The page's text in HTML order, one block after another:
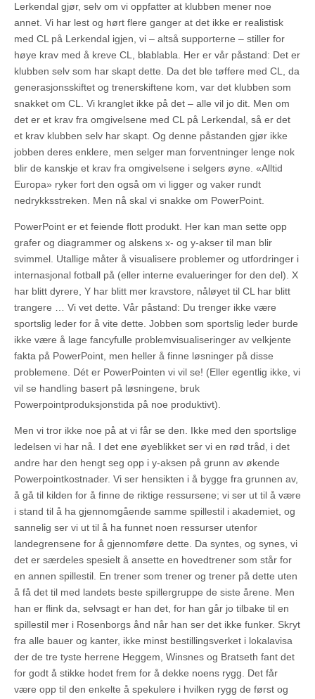
Lerkendal gjør, selv om vi oppfatter at klubben mener noe
annet. Vi har lest og hørt flere ganger at det ikke er realistisk
med CL på Lerkendal igjen, vi – altså supporterne – stiller for
høye krav med å kreve CL, blablabla. Her er vår påstand: Det er
klubben selv som har skapt dette. Da det ble tøffere med CL, da
generasjonsskiftet og trenerskiftene kom, var det klubben som
snakket om CL. Vi kranglet ikke på det – alle vil jo dit. Men om
det er et krav fra omgivelsene med CL på Lerkendal, så er det
et krav klubben selv har skapt. Og denne påstanden gjør ikke
jobben deres enklere, men selger man forventninger lenge nok
blir de kanskje et krav fra omgivelsene i selgers øyne. «Alltid
Europa» ryker fort den også om vi ligger og vaker rundt
nedrykksstreken. Men nå skal vi snakke om PowerPoint.
PowerPoint er et feiende flott produkt. Her kan man sette opp
grafer og diagrammer og alskens x- og y-akser til man blir
svimmel. Utallige måter å visualisere problemer og utfordringer i
internasjonal fotball på (eller interne evalueringer for den del). X
har blitt dyrere, Y har blitt mer kravstore, nåløyet til CL har blitt
trangere … Vi vet dette. Vår påstand: Du trenger ikke være
sportslig leder for å vite dette. Jobben som sportslig leder burde
ikke være å lage fancyfulle problemvisualiseringer av velkjente
fakta på PowerPoint, men heller å finne løsninger på disse
problemene. Dét er PowerPointen vi vil se! (Eller egentlig ikke, vi
vil se handling basert på løsningene, bruk
Powerpointproduksjonstida på noe produktivt).
Men vi tror ikke noe på at vi får se den. Ikke med den sportslige
ledelsen vi har nå. I det ene øyeblikket ser vi en rød tråd, i det
andre har den hengt seg opp i y-aksen på grunn av økende
Powerpointkostnader. Vi ser hensikten i å bygge fra grunnen av,
å gå til kilden for å finne de riktige ressursene; vi ser ut til å være
i stand til å ha gjennomgående samme spillestil i akademiet, og
sannelig ser vi ut til å ha funnet noen ressurser utenfor
landegrensene for å gjennomføre dette. Da syntes, og synes, vi
det er særdeles spesielt å ansette en hovedtrener som står for
en annen spillestil. En trener som trener og trener på dette uten
å få det til med landets beste spillergruppe de siste årene. Men
han er flink da, selvsagt er han det, for han går jo tilbake til en
spillestil mer i Rosenborgs ånd når han ser det ikke funker. Skryt
fra alle bauer og kanter, ikke minst bestillingsverket i lokalavisa
der de tre tyste herrene Heggem, Winsnes og Bratseth fant det
for godt å stikke hodet frem for å dekke noens rygg. Det får
være opp til den enkelte å spekulere i hvilken rygg de først og